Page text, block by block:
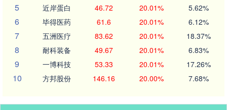
5 近岸蛋白 46.72 20.01% 5.62%
6 毕得医药 61.6 20.01% 6.12%
7 五洲医疗 83.62 20.01% 18.37%
8 耐科装备 49.67 20.01% 6.83%
9 一博科技 53.33 20.01% 17.26%
10 方邦股份 146.16 20.00% 7.68%